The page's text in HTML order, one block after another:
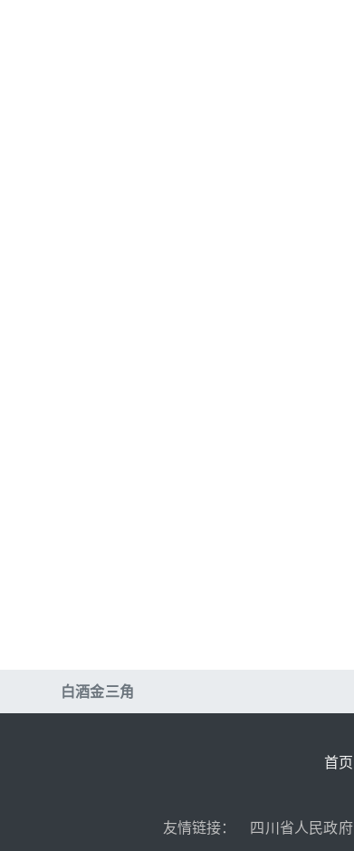
白酒金三角
首页
友情链接： 四川省人民政府